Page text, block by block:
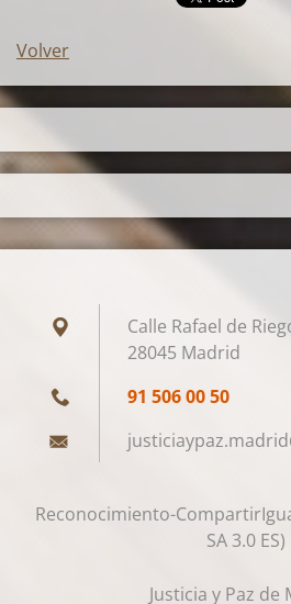
Volver
Calle Rafael de
28045 Madrid
91 506 00 50
justiciaypaz.mad
Reconocimiento-
SA 3.0 ES)
Justicia y Paz de